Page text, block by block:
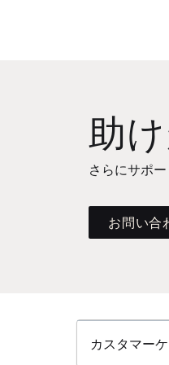
助
さらにサポ
お問い合
カスタマー